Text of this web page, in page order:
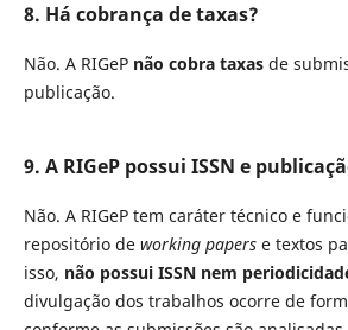
8. Há cobrança de taxas?
Não. A RIGeP não cobra taxasde
publicação.
9. A RIGeP possui ISSN e
Não. A RIGeP tem caráter técnico e
repositório de working paperse textos
isso, não possui ISSN nem
divulgação dos trabalhos ocorre de